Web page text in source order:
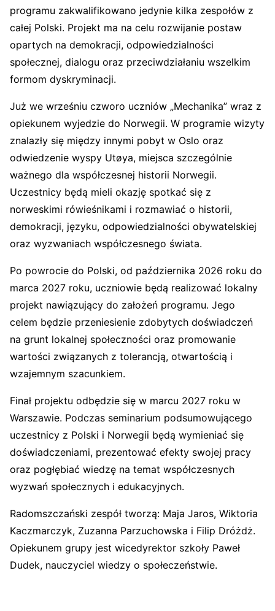
programu zakwalifikowano jedynie kilka zespołów z
całej Polski. Projekt ma na celu rozwijanie postaw
opartych na demokracji, odpowiedzialności
społecznej, dialogu oraz przeciwdziałaniu wszelkim
formom dyskryminacji.
Już we wrześniu czworo uczniów „Mechanika” wraz z
opiekunem wyjedzie do Norwegii. W programie wizyty
znalazły się między innymi pobyt w Oslo oraz
odwiedzenie wyspy Utøya, miejsca szczególnie
ważnego dla współczesnej historii Norwegii.
Uczestnicy będą mieli okazję spotkać się z
norweskimi rówieśnikami i rozmawiać o historii,
demokracji, języku, odpowiedzialności obywatelskiej
oraz wyzwaniach współczesnego świata.
Po powrocie do Polski, od października 2026 roku do
marca 2027 roku, uczniowie będą realizować lokalny
projekt nawiązujący do założeń programu. Jego
celem będzie przeniesienie zdobytych doświadczeń
na grunt lokalnej społeczności oraz promowanie
wartości związanych z tolerancją, otwartością i
wzajemnym szacunkiem.
Finał projektu odbędzie się w marcu 2027 roku w
Warszawie. Podczas seminarium podsumowującego
uczestnicy z Polski i Norwegii będą wymieniać się
doświadczeniami, prezentować efekty swojej pracy
oraz pogłębiać wiedzę na temat współczesnych
wyzwań społecznych i edukacyjnych.
Radomszczański zespół tworzą: Maja Jaros, Wiktoria
Kaczmarczyk, Zuzanna Parzuchowska i Filip Dróżdż.
Opiekunem grupy jest wicedyrektor szkoły Paweł
Dudek, nauczyciel wiedzy o społeczeństwie.